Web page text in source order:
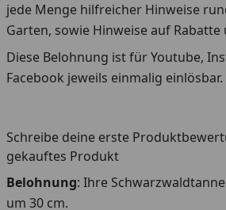
jede Menge hilfreicher Hinweise
Garten, sowie Hinweise auf Rabatte
Diese Belohnung ist für Youtube,
Facebook jeweils einmalig einlösbar.
Schreibe deine erste
gekauftes Produkt
Belohnung: Ihre
um 30 cm.